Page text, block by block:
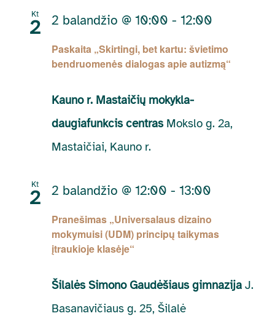
Kt
2
Paskaita „Skirtingi, bet kartu: švietimo
bendruomenės dialogas apie autizmą“
2 balandžio @ 10:00 - 12:00
Kauno r. Mastaičių mokykla-
daugiafunkcis centras Mokslo g. 2a,
Mastaičiai, Kauno r.
Kt
2
Pranešimas „Universalaus dizaino
mokymuisi (UDM) principų taikymas
įtraukioje klasėje“
2 balandžio @ 12:00 - 13:00
Šilalės Simono Gaudėšiaus gimnazija J.
Basanavičiaus g. 25, Šilalė